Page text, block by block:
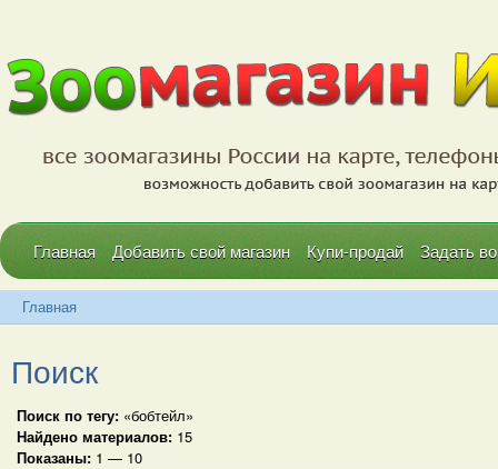
Главная Добавить свой магазин Купи-продай Задать
Главная
Поиск
Поиск по тегу: «бобтейл»
Найдено материалов: 15
Показаны: 1 — 10